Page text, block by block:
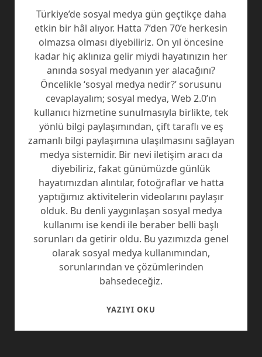
Türkiye’de sosyal medya gün geçtikçe daha
etkin bir hâl alıyor. Hatta 7’den 70’e herkesin
olmazsa olması diyebiliriz. On yıl öncesine
kadar hiç aklınıza gelir miydi hayatınızın her
anında sosyal medyanın yer alacağını?
Öncelikle ‘sosyal medya nedir?’ sorusunu
cevaplayalım; sosyal medya, Web 2.0’ın
kullanıcı hizmetine sunulmasıyla birlikte, tek
yönlü bilgi paylaşımından, çift taraflı ve eş
zamanlı bilgi paylaşımına ulaşılmasını sağlayan
medya sistemidir. Bir nevi iletişim aracı da
diyebiliriz, fakat günümüzde günlük
hayatımızdan alıntılar, fotoğraflar ve hatta
yaptığımız aktivitelerin videolarını paylaşır
olduk. Bu denli yaygınlaşan sosyal medya
kullanımı ise kendi ile beraber belli başlı
sorunları da getirir oldu. Bu yazımızda genel
olarak sosyal medya kullanımından,
sorunlarından ve çözümlerinden
bahsedeceğiz.
YAZIYI OKU